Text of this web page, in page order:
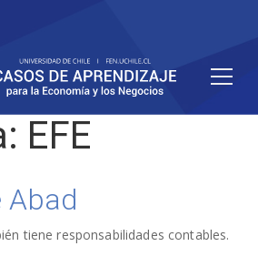
EFE
Abad
tiene responsabilidades contables.